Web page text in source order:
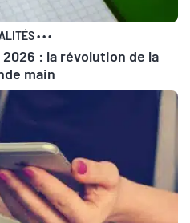
•••
: la révolution de la
main